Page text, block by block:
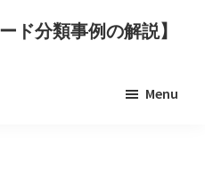
ド分類事例の解説】
Menu